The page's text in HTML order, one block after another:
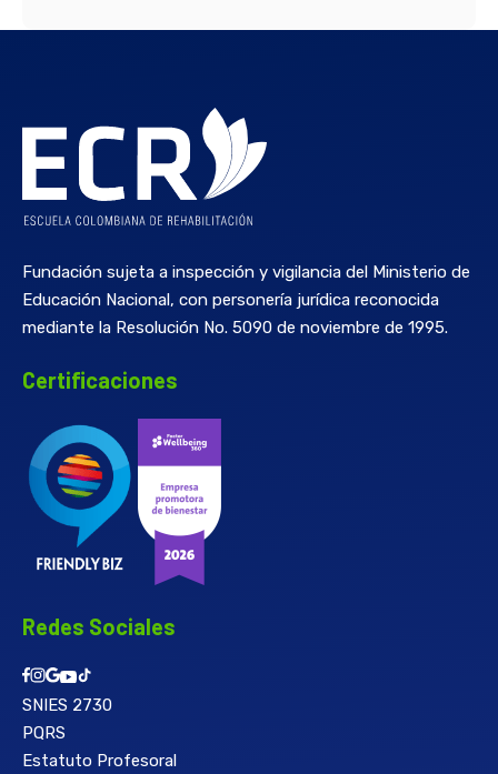
Fundación sujeta a inspección y vigilancia del Ministerio de
Educación Nacional, con personería jurídica reconocida
mediante la Resolución No. 5090 de noviembre de 1995.
Certificaciones
Redes Sociales
SNIES 2730
PQRS
Estatuto Profesoral